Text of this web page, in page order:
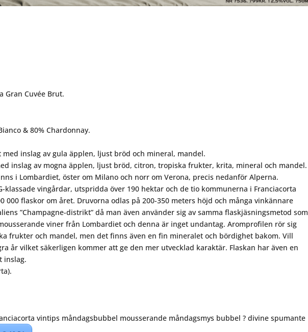
Gran Cuvée Brut.
& 80% Chardonnay.
med inslag av gula äpplen, ljust bröd och mineral, mandel.
inslag av mogna äpplen, ljust bröd, citron, tropiska frukter, krita, mineral och mandel.
i Lombardiet, öster om Milano och norr om Verona, precis nedanför Alperna.
klassade vingårdar, utspridda över 190 hektar och de tio kommunerna i Franciacorta
000 flaskor om året. Druvorna odlas på 200-350 meters höjd och många vinkännare
”Champagne-distrikt” då man även använder sig av samma flaskjäsningsmetod som
viner från Lombardiet och denna är inget undantag. Aromprofilen rör sig
frukter och mandel, men det finns även en fin mineralet och bördighet bakom. Vill
år vilket säkerligen kommer att ge den mer utvecklad karaktär. Flaskan har även en
inslag.
vintips måndagsbubbel mousserande måndagsmys bubbel ? divine spumante